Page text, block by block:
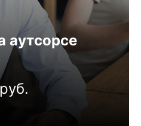
аутсорсе